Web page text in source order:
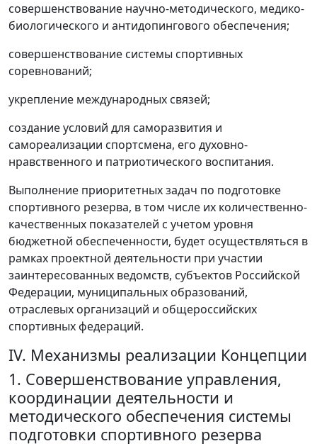
совершенствование научно-методического, медико-
биологического и антидопингового обеспечения;
совершенствование системы спортивных
соревнований;
укрепление международных связей;
создание условий для саморазвития и
самореализации спортсмена, его духовно-
нравственного и патриотического воспитания.
Выполнение приоритетных задач по подготовке
спортивного резерва, в том числе их количественно-
качественных показателей с учетом уровня
бюджетной обеспеченности, будет осуществляться в
рамках проектной деятельности при участии
заинтересованных ведомств, субъектов Российской
Федерации, муниципальных образований,
отраслевых организаций и общероссийских
спортивных федераций.
IV. Механизмы реализации Концепции
1. Совершенствование управления,
координации деятельности и
методического обеспечения системы
подготовки спортивного резерва